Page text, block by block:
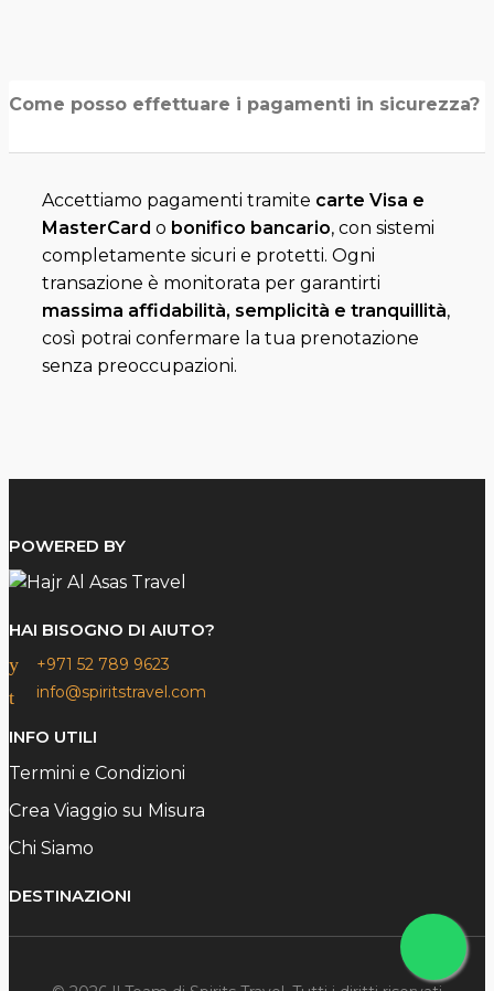
Come posso effettuare i pagamenti in sicurezza?
Accettiamo pagamenti tramite carte Visa e
MasterCard o bonifico bancario, con sistemi
completamente sicuri e protetti. Ogni
transazione è monitorata per garantirti
massima affidabilità, semplicità e tranquillità,
così potrai confermare la tua prenotazione
senza preoccupazioni.
POWERED BY
HAI BISOGNO DI AIUTO?
+971 52 789 9623
info@spiritstravel.com
INFO UTILI
Termini e Condizioni
Crea Viaggio su Misura
Chi Siamo
DESTINAZIONI